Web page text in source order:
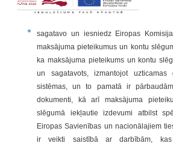
sagatavo un iesniedz Eiropas
maksājuma pieteikumus un kontu
ka maksājuma pieteikums un kontu
un sagatavots, izmantojot uzticamas
sistēmas, un to pamatā ir
dokumenti, kā arī maksājuma
slēgumā iekļautie izdevumi atbilst
Eiropas Savienības un nacionālajiem
ir veikti saistībā ar darbībām, kas